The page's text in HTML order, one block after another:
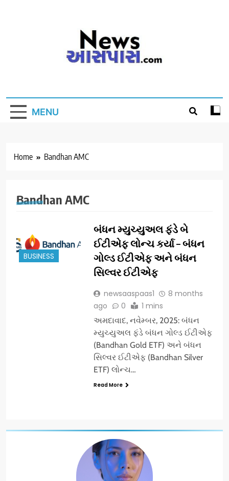
MENU
Home Bandhan AMC
Bandhan AMC
BUSINESS
બંધન મ્યુચ્યુઅલ ફંડે બે
ઈટીએફ લોન્ચ કર્યા – બંધન
ગોલ્ડ ઈટીએફ અને બંધન
સિલ્વર ઈટીએફ
newsaaspaas1
8 months
ago
0 1 mins
અમદાવાદ, નવેમ્બર, 2025: બંધન
મ્યુચ્યુઅલ ફંડે બંધન ગોલ્ડ ઈટીએફ
(Bandhan Gold ETF) અને બંધન
સિલ્વર ઈટીએફ (Bandhan Silver
ETF) લોન્ચ…
Read More